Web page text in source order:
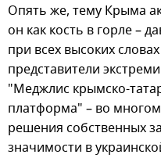
Опять же, тему Крыма
он как кость в горле –
при всех высоких
представители
"Меджлис крымско-
платформа" – во
решения собственных
значимости в